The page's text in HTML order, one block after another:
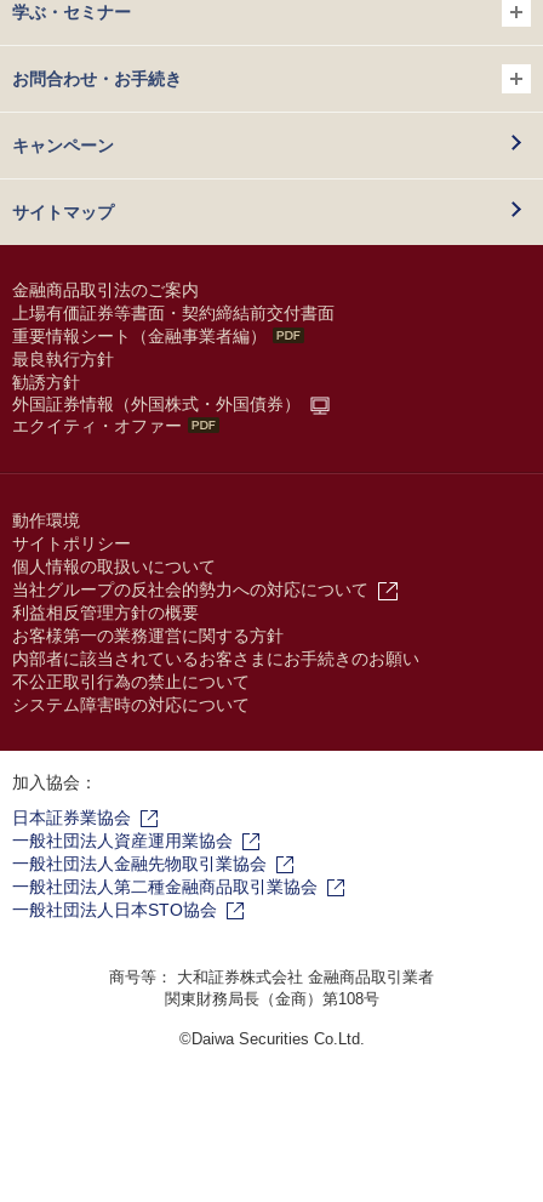
学ぶ・セミナー
お問合わせ・お手続き
キャンペーン
サイトマップ
金融商品取引法のご案内
上場有価証券等書面・契約締結前交付書面
重要情報シート（金融事業者編）
最良執行方針
勧誘方針
外国証券情報（外国株式・外国債券）
エクイティ・オファー
動作環境
サイトポリシー
個人情報の取扱いについて
当社グループの反社会的勢力への対応について
利益相反管理方針の概要
お客様第一の業務運営に関する方針
内部者に該当されているお客さまにお手続きのお願い
不公正取引行為の禁止について
システム障害時の対応について
加入協会：
日本証券業協会
一般社団法人資産運用業協会
一般社団法人金融先物取引業協会
一般社団法人第二種金融商品取引業協会
一般社団法人日本STO協会
商号等： 大和証券株式会社 金融商品取引業者
関東財務局長（金商）第108号
©Daiwa Securities Co.Ltd.